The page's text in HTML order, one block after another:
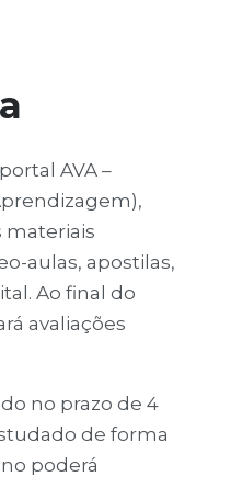
AVA –
materiais
aulas, apostilas,
Ao final do
avaliações
no prazo de 4
de forma
poderá